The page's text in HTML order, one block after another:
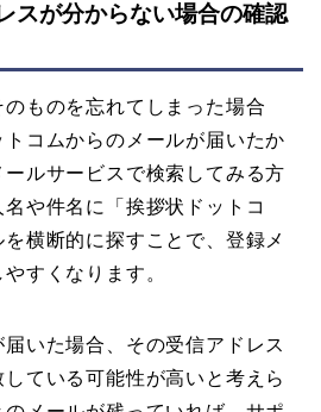
スが分からない場合の確認
ものを忘れてしまった場合
コムからのメールが届いたか
ルサービスで検索してみる方
や件名に「挨拶状ドットコ
横断的に探すことで、登録メ
すくなります。
いた場合、その受信アドレス
ている可能性が高いと考えら